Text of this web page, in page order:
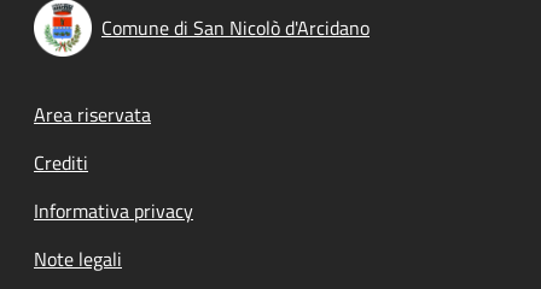
Comune di San Nicolò d'Arcidano
Footer menu
Area riservata
Crediti
Informativa privacy
Note legali